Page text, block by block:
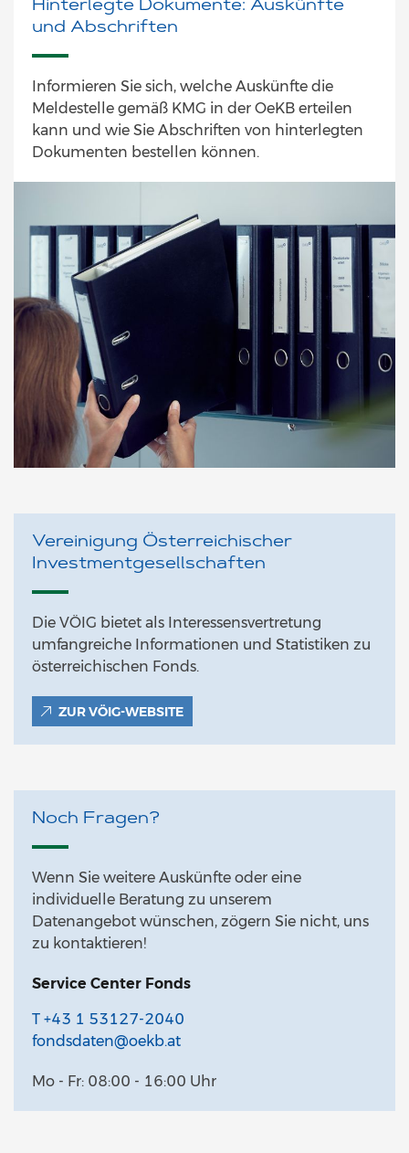
Hinterlegte Dokumente: Auskünfte
und Abschriften
Informieren Sie sich, welche Auskünfte die
Meldestelle gemäß KMG in der OeKB erteilen
kann und wie Sie Abschriften von hinterlegten
Dokumenten bestellen können.
Vereinigung Österreichischer
Investmentgesellschaften
Die VÖIG bietet als Interessensvertretung
umfangreiche Informationen und Statistiken zu
österreichischen Fonds.
ZUR VÖIG-WEBSITE
Noch Fragen?
Wenn Sie weitere Auskünfte oder eine
individuelle Beratung zu unserem
Datenangebot wünschen, zögern Sie nicht, uns
zu kontaktieren!
Service Center Fonds
T +43 1 53127-2040
fondsdaten@oekb.at
Mo - Fr: 08:00 - 16:00 Uhr